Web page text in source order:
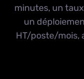
minutes, un
un
HT/poste/mois,